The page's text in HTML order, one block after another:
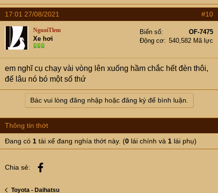
17:01 27/08/2021 #10
NguoiTlem
Xe hơi
Biển số
OF-7475
Động cơ
540,582 Mã lực
em nghĩ cụ chạy vài vòng lên xuống hầm chắc hết đèn thôi,
để lâu nó bó một số thứ
Bác vui lòng đăng nhập hoặc đăng ký để bình luận.
Thông tin thớt
Đang có 1 tài xế đang nghía thớt này. (0 lái chính và 1 lái phụ)
Chia sẻ:
Toyota - Daihatsu